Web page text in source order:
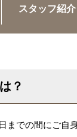
スタッフ紹介
？
での間にご自